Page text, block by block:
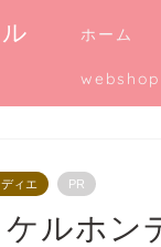
ホーム
webshop
ィエ PR
ケルホン